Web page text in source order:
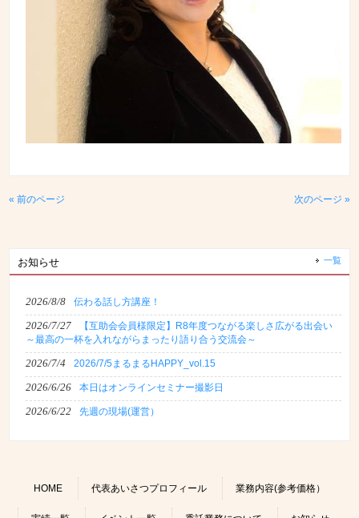
« 前のページ 次のページ »
お知らせ 一覧
2026/8/8 伝わる話し方講座！
2026/7/27
【互助会会員様限定】R8年度つながる楽しさ広がる出会い
～最高の一杯を入れながらまったり語り合う交流会～
2026/7/4 2026/7/5まるまるHAPPY_vol.15
2026/6/26 本日はオンラインセミナー撮影日
2026/6/22 先週の現場(運営）
HOME 代表あいさつプロフィール 業務内容(参考価格）